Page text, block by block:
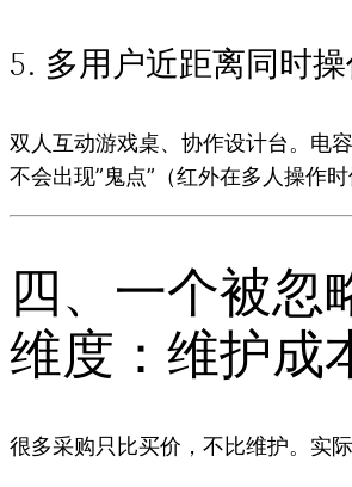
5. 多用户近距离同时
双人互动游戏桌、协作设计台。电
不会出现”鬼点”（红外在多人操作时
四、一个被忽
维度：维护成
很多采购只比买价，不比维护。实际